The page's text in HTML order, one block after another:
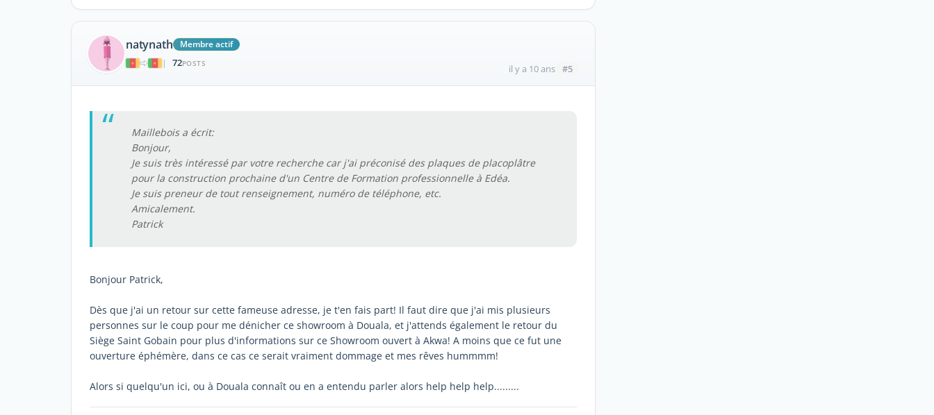
natynath
Membre actif
|
72POSTS il y a 10 ans #5
Maillebois a écrit:
Bonjour,
Je suis très intéressé par votre recherche car j'ai préconisé des plaques de placoplâtre
pour la construction prochaine d'un Centre de Formation professionnelle à Edéa.
Je suis preneur de tout renseignement, numéro de téléphone, etc.
Amicalement.
Patrick
Bonjour Patrick,
Dès que j'ai un retour sur cette fameuse adresse, je t'en fais part! Il faut dire que j'ai mis plusieurs
personnes sur le coup pour me dénicher ce showroom à Douala, et j'attends également le retour du
Siège Saint Gobain pour plus d'informations sur ce Showroom ouvert à Akwa! A moins que ce fut une
ouverture éphémère, dans ce cas ce serait vraiment dommage et mes rêves hummmm!
Alors si quelqu'un ici, ou à Douala connaît ou en a entendu parler alors help help help.........